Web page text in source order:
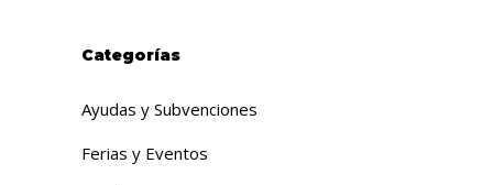
Categorías
Ayudas y Subvenciones
Ferias y Eventos